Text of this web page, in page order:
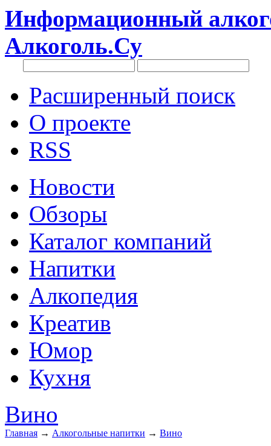
Информационный
Алкоголь.Су
Расширенный поиск
О проекте
RSS
Новости
Обзоры
Каталог компаний
Напитки
Алкопедия
Креатив
Юмор
Кухня
Вино
Главная → Алкогольные напитки → Вино